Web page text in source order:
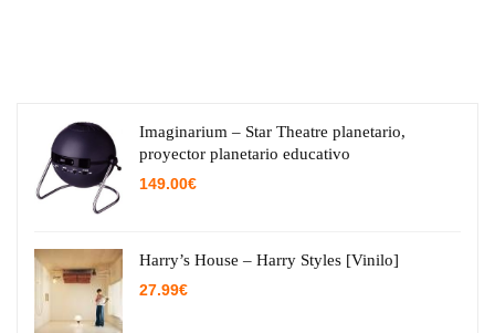
Imaginarium – Star Theatre planetario,
proyector planetario educativo
149.00€
Harry’s House – Harry Styles [Vinilo]
27.99€